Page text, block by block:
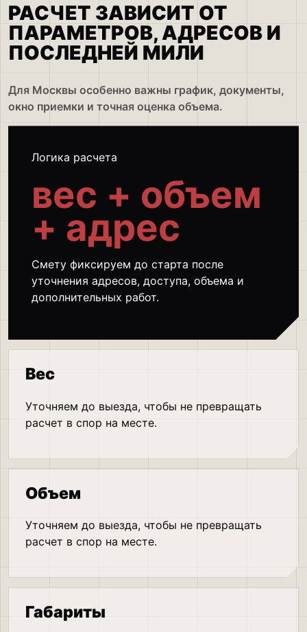
РАСЧЕТ ЗАВИСИТ ОТ
ПАРАМЕТРОВ, АДРЕСОВ И
ПОСЛЕДНЕЙ МИЛИ
Для Москвы особенно важны график, документы,
окно приемки и точная оценка объема.
Логика расчета
вес + объем
+ адрес
Смету фиксируем до старта после
уточнения адресов, доступа, объема и
дополнительных работ.
Вес
Уточняем до выезда, чтобы не превращать
расчет в спор на месте.
Объем
Уточняем до выезда, чтобы не превращать
расчет в спор на месте.
Габариты